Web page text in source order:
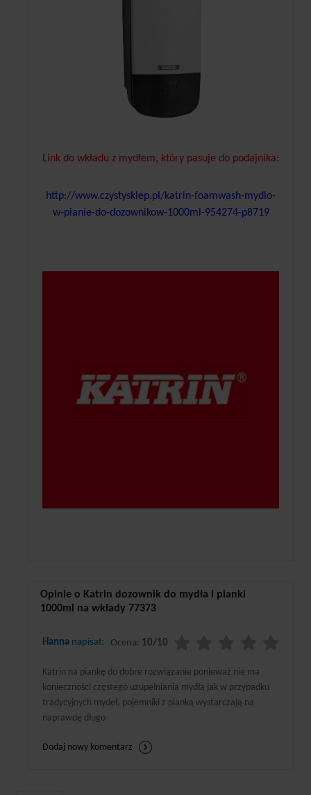
Link do wkładu z mydłem, który pasuje do podajnika:
http://www.czystysklep.pl/katrin-foamwash-mydlo-
w-pianie-do-dozownikow-1000ml-954274-p8719
Opinie o Katrin dozownik do mydła i pianki
1000ml na wkłady 77373
Hanna napisał: Ocena: 10/10
Katrin na piankę do dobre rozwiązanie ponieważ nie ma
konieczności częstego uzupełniania mydła jak w przypadku
tradycyjnych mydeł, pojemniki z pianką wystarczają na
naprawdę długo
Dodaj nowy komentarz